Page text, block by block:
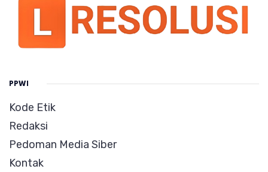
PPWI
Kode Etik
Redaksi
Pedoman Media Siber
Kontak